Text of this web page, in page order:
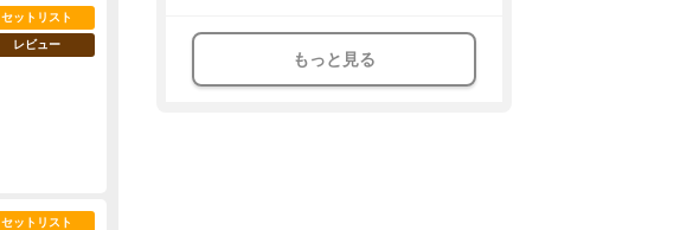
セットリスト
レビュー
セットリスト
もっと見る